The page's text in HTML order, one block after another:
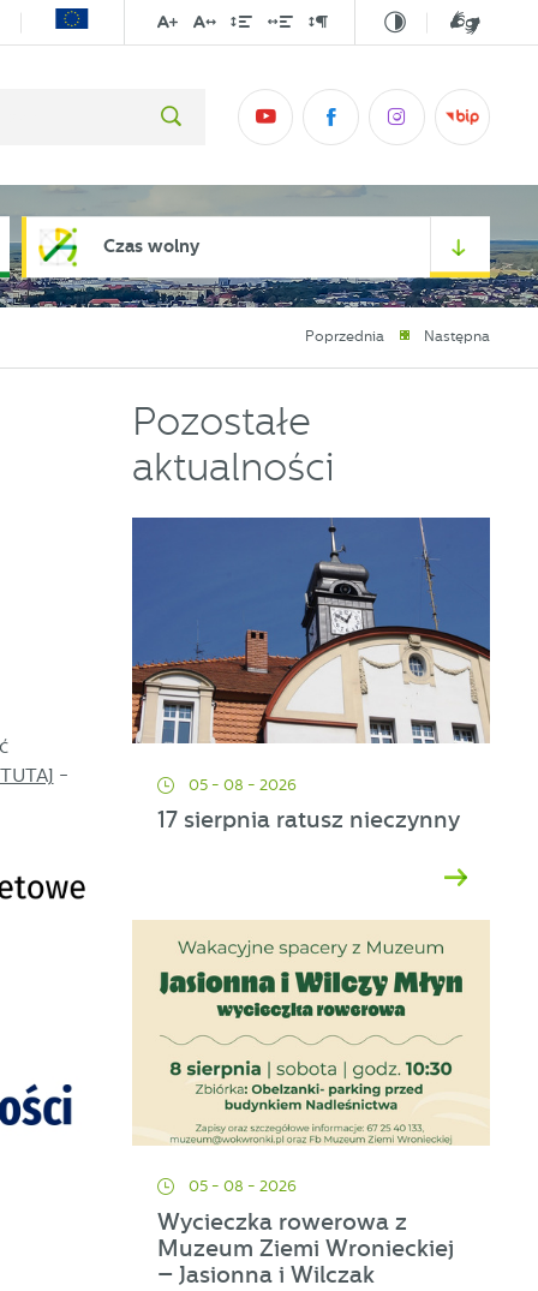
Czas wolny
Poprzednia Następna
TUTAJ -
Pozostałe
aktualności
05 - 08 - 2026
17 sierpnia ratusz nieczynny
05 - 08 - 2026
Wycieczka rowerowa z
Muzeum Ziemi Wronieckiej
– Jasionna i Wilczak